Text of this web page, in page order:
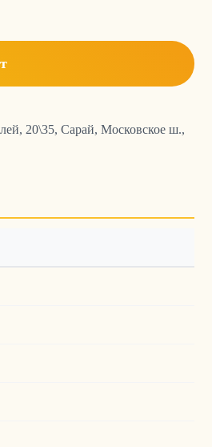
20\35, Сарай, Московское ш.,